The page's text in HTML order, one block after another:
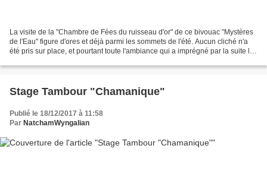
La visite de la "Chambre de Fées du ruisseau d'or" de ce bivouac "Mystères
de l'Eau" figure d'ores et déjà parmi les sommets de l'été. Aucun cliché n'a
été pris sur place, et pourtant toute l'ambiance qui a imprégné par la suite le
Stage Tambour "Chamanique"
Publié le 18/12/2017 à 11:58
Par NatchamWyngalian